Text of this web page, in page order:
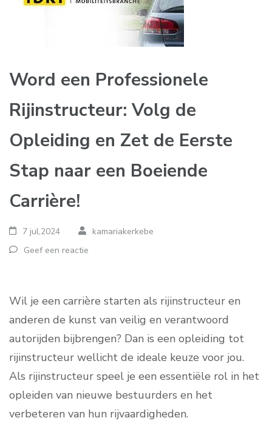
Word een Professionele
Rijinstructeur: Volg de
Opleiding en Zet de Eerste
Stap naar een Boeiende
Carrière!
7 jul,2024
kamariakerkebe
Geef een reactie
Wil je een carrière starten als rijinstructeur en
anderen de kunst van veilig en verantwoord
autorijden bijbrengen? Dan is een opleiding tot
rijinstructeur wellicht de ideale keuze voor jou.
Als rijinstructeur speel je een essentiële rol in het
opleiden van nieuwe bestuurders en het
verbeteren van hun rijvaardigheden.